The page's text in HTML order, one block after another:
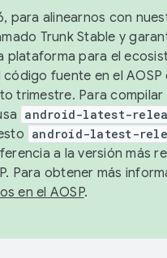
para alinearnos con
Trunk Stable y
plataforma para el
fuente en el AOSP
trimestre. Para compilar
android-latest-
android-latest-
a la versión más
Para obtener más
en el AOSP.